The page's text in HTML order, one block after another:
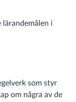
i
som styr
om några av de